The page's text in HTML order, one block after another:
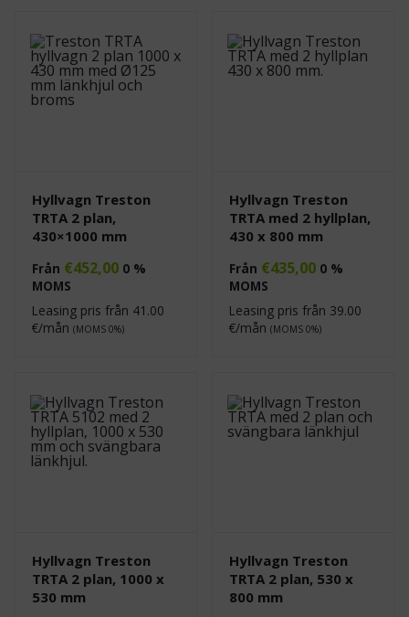
Hyllvagn Treston
TRTA 2 plan,
430×1000 mm
Från €452,00 0 %
MOMS
Leasing pris från 41.00
€/mån (MOMS 0%)
Hyllvagn Treston
TRTA med 2 hyllplan,
430 x 800 mm
Från €435,00 0 %
MOMS
Leasing pris från 39.00
€/mån (MOMS 0%)
Hyllvagn Treston
TRTA 2 plan, 1000 x
530 mm
Hyllvagn Treston
TRTA 2 plan, 530 x
800 mm